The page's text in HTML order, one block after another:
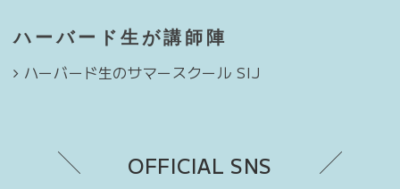
ハーバード生が講師陣
ハーバード生のサマースクール SIJ
OFFICIAL SNS